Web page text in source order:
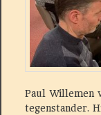
Paul Willemen
tegenstander.